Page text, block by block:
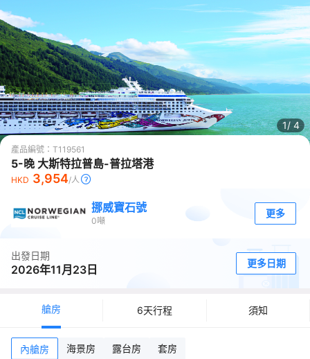
1/ 4
產品編號： T119561
5-晚 大斯特拉普島-普拉塔港
HKD 3,954/人
挪威寶石號
0噸
更多
出發日期
2026年11月23日 更多日期
艙房 6天行程 須知
內艙房 海景房 露台房 套房